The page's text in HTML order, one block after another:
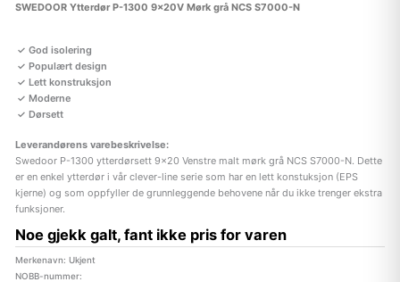
SWEDOOR Ytterdør P-1300 9x20V Mørk grå NCS S7000-N
God isolering
Populært design
Lett konstruksjon
Moderne
Dørsett
Leverandørens varebeskrivelse:
Swedoor P-1300 ytterdørsett 9×20 Venstre malt mørk grå NCS S7000-N. Dette
er en enkel ytterdør i vår clever-line serie som har en lett konstuksjon (EPS
kjerne) og som oppfyller de grunnleggende behovene når du ikke trenger ekstra
funksjoner.
Noe gjekk galt, fant ikke pris for varen
Merkenavn: Ukjent
NOBB-nummer: